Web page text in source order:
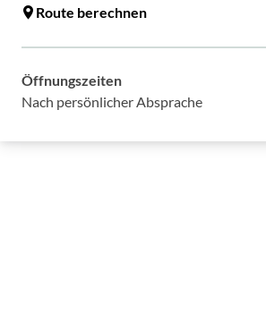
Route berechnen
Öffnungszeiten
Nach persönlicher Absprache